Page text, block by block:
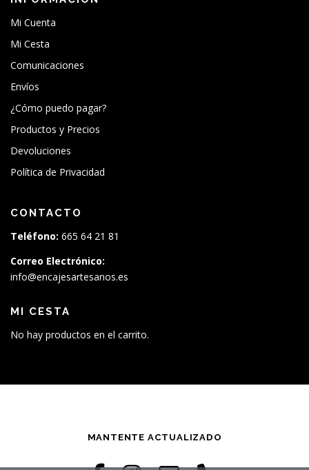
Mi Cuenta
Mi Cesta
Comunicaciones
Envíos
¿Cómo puedo pagar?
Productos y Precios
Devoluciones
Política de Privacidad
CONTACTO
Teléfono: 665 64 21 81
Correo Electrónico:
info@encajesartesanos.es
MI CESTA
No hay productos en el carrito.
MANTENTE ACTUALIZADO